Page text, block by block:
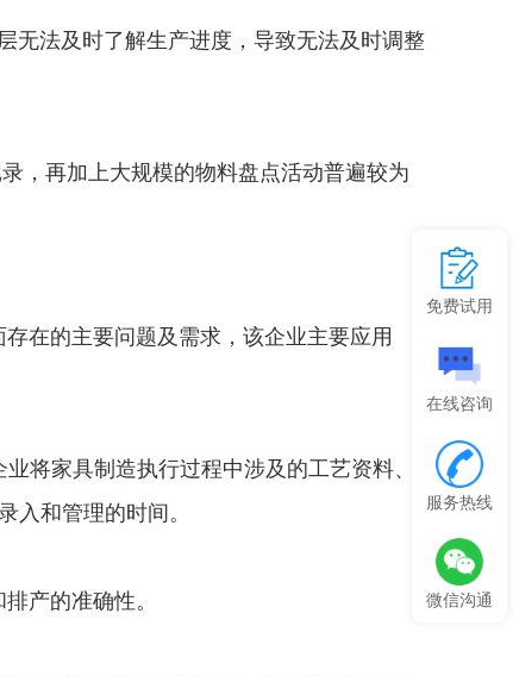
无法及时了解生产进度，导致无法及时调整
，再加上大规模的物料盘点活动普遍较为
在的主要问题及需求，该企业主要应用
将家具制造执行过程中涉及的工艺资料、
入和管理的时间。
产的准确性。
免费试用
在线咨询
服务热线
微信沟通